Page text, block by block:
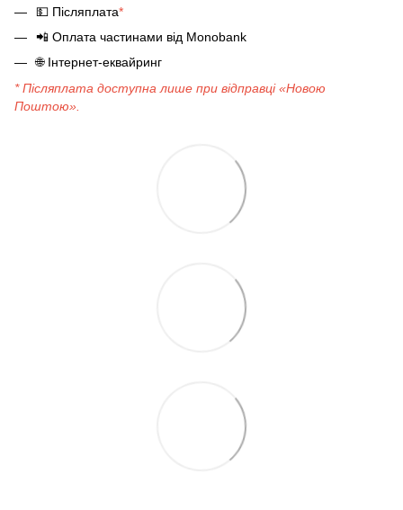
💵 Післяплата*
📲 Оплата частинами від Monobank
🌐Інтернет-еквайринг
* Післяплата доступна лише при відправці «Новою
Поштою».